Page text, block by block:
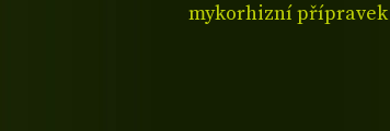
mykorhizní přípravek